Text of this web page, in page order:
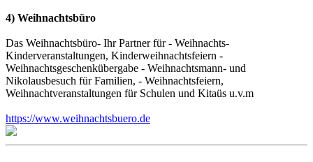
4) Weihnachtsbüro
Das Weihnachtsbüro- Ihr Partner für - Weihnachts-
Kinderveranstaltungen, Kinderweihnachtsfeiern -
Weihnachtsgeschenkübergabe - Weihnachtsmann- und
Nikolausbesuch für Familien, - Weihnachtsfeiern,
Weihnachtveranstaltungen für Schulen und Kitaüs u.v.m
https://www.weihnachtsbuero.de